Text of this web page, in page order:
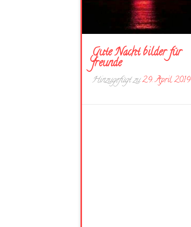
Gute Nacht bilder für
freunde
Hinzugefügt zu29. April 2019